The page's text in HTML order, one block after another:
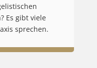
Es gibt viele
sprechen.